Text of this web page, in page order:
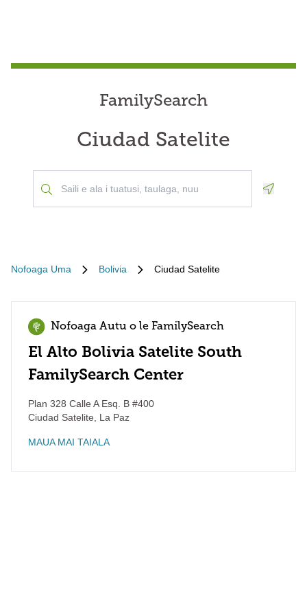
FamilySearch
Ciudad Satelite
Nofoaga Uma Bolivia Ciudad Satelite
Nofoaga Autu o le FamilySearch
El Alto Bolivia Satelite South
FamilySearch Center
Plan 328 Calle A Esq. B #400
Ciudad Satelite
La Paz
MAUA MAI TAIALA